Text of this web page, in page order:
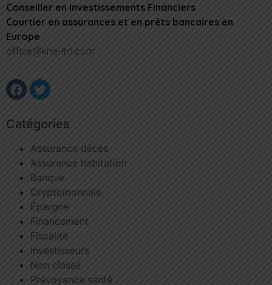
Conseiller en Investissements Financiers
Courtier en assurances et en prêts bancaires en
Europe
office@kne-ltd.com
Catégories
Assurance décès
Assurance habitation
Banque
Cryptomonnaie
Épargne
Financement
Fiscalité
Investisseurs
Non classé
Prévoyance santé